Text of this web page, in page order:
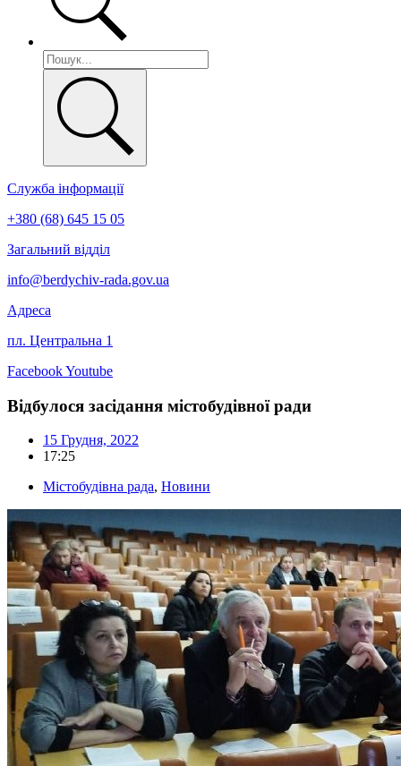
Служба інформації
+380 (68) 645 15 05
Загальний відділ
info@berdychiv-rada.gov.ua
Адреса
пл. Центральна 1
FacebookYoutube
Відбулося засідання містобудівної ради
15 Грудня, 2022
17:25
Містобудівна рада, Новини